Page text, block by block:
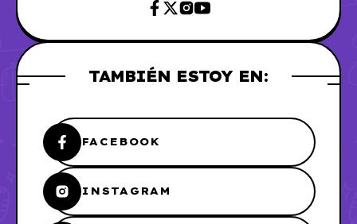
TAMBIÉN ESTOY EN:
FACEBOOK
INSTAGRAM